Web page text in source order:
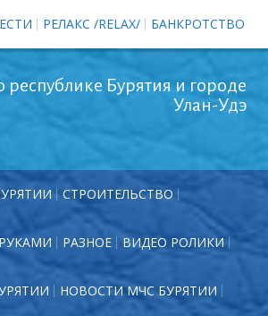
РЕЛАКС /RELAX/ БАНКРОТСТВО
Бурятия и городе
Улан-Удэ
СТРОИТЕЛЬСТВО
РАЗНОЕ ВИДЕО РОЛИКИ
НОВОСТИ МЧС БУРЯТИИ